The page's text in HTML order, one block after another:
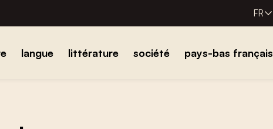
FR
langue littérature société pays-bas français